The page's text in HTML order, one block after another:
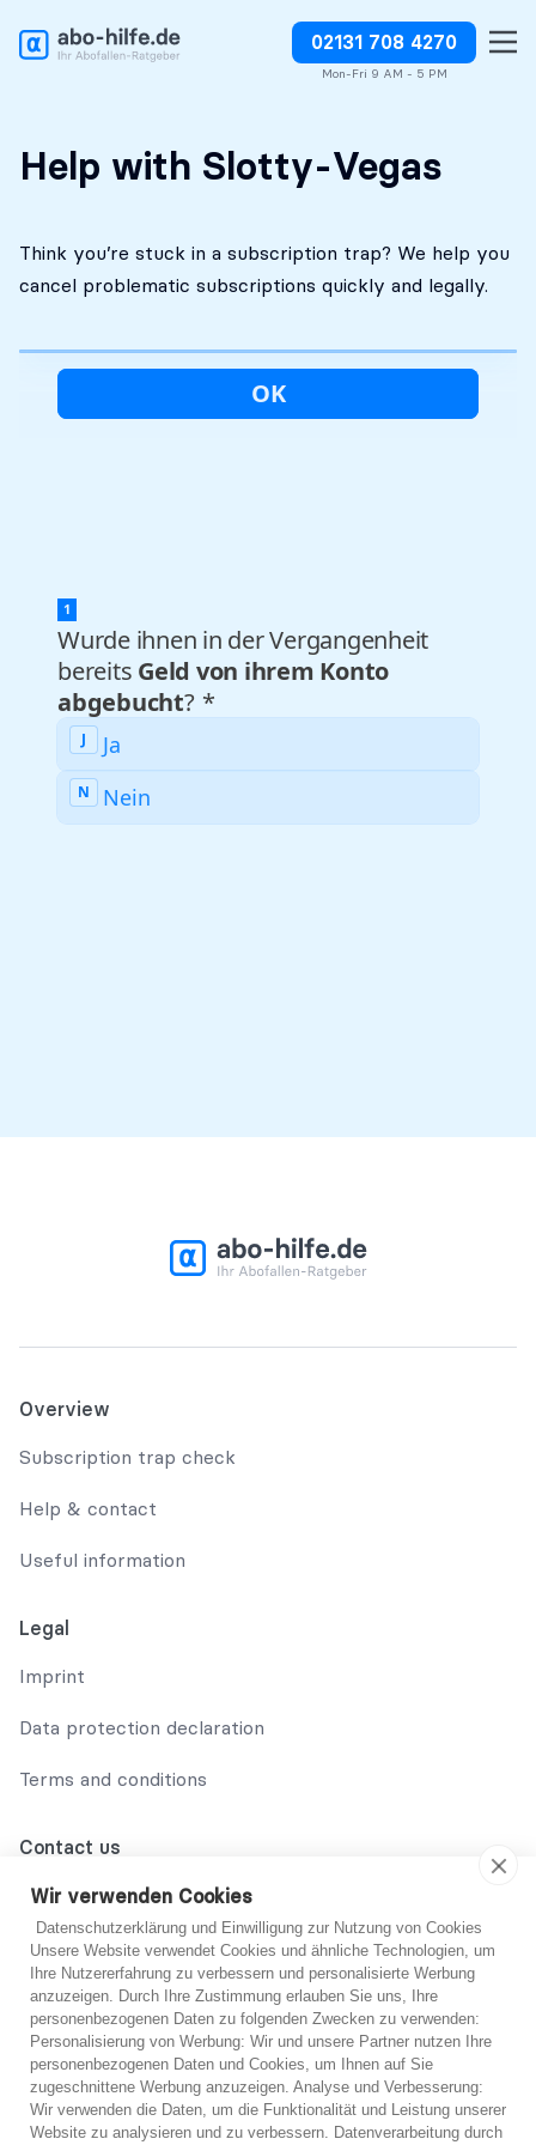
02131 708 4270
Mon-Fri 9 AM - 5 PM
Free initial
No costs without your
Stop charges or request
refunds
Help with Slotty-Vegas
Think you’re stuck in a subscription trap? We help you
cancel problematic subscriptions quickly and legally.
You are not sure?
If you are unsure, you can get free advice from one
Overview
Subscription trap check
Help & contact
Useful information
Legal
Imprint
Data protection declaration
Terms and conditions
Contact us
02131 708 42 70
support@abo-hilfe.de
© 2021 abo-hilfe.de
*Note: abo-hilfe.de serves as an informative website. The
consumer receives information and tips and tricks on the
Wir verwenden Cookies
Datenschutzerklärung und Einwilligung zur Nutzung von Cookies
Unsere Website verwendet Cookies und ähnliche Technologien, um
Ihre Nutzererfahrung zu verbessern und personalisierte Werbung
anzuzeigen. Durch Ihre Zustimmung erlauben Sie uns, Ihre
personenbezogenen Daten zu folgenden Zwecken zu verwenden:
Personalisierung von Werbung: Wir und unsere Partner nutzen Ihre
personenbezogenen Daten und Cookies, um Ihnen auf Sie
zugeschnittene Werbung anzuzeigen. Analyse und Verbesserung:
Wir verwenden die Daten, um die Funktionalität und Leistung unserer
Website zu analysieren und zu verbessern. Datenverarbeitung durch